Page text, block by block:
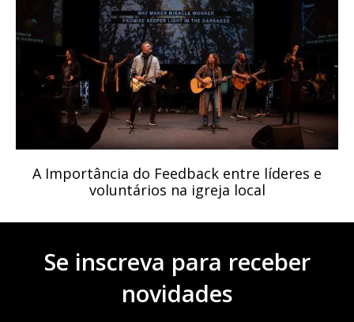
A Importância do Feedback entre líderes e
voluntários na igreja local
Se inscreva para receber
novidades